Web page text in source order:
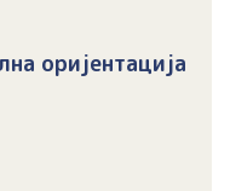
оријентација